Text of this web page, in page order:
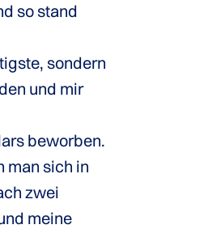
so stand
sondern
und mir
beworben.
man sich in
zwei
meine